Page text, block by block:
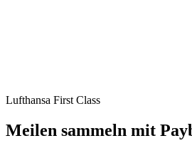
Lufthansa First Class
Meilen sammeln mit